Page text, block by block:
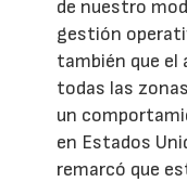
de nuestro
gestión
también que el
todas las
un
en Estados
remarcó que